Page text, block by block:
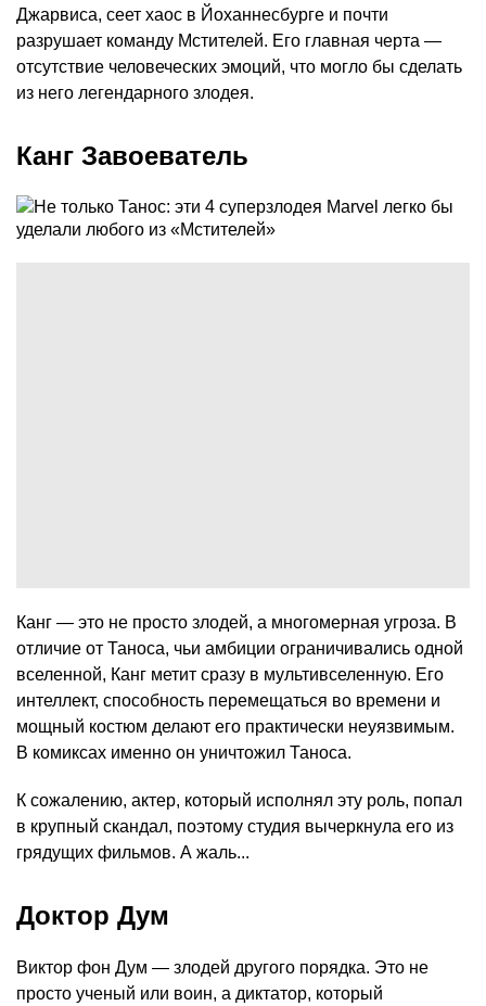
Джарвиса, сеет хаос в Йоханнесбурге и почти
разрушает команду Мстителей. Его главная черта —
отсутствие человеческих эмоций, что могло бы сделать
из него легендарного злодея.
Канг Завоеватель
Канг — это не просто злодей, а многомерная угроза. В
отличие от Таноса, чьи амбиции ограничивались одной
вселенной, Канг метит сразу в мультивселенную. Его
интеллект, способность перемещаться во времени и
мощный костюм делают его практически неуязвимым.
В комиксах именно он уничтожил Таноса.
К сожалению, актер, который исполнял эту роль, попал
в крупный скандал, поэтому студия вычеркнула его из
грядущих фильмов. А жаль...
Доктор Дум
Виктор фон Дум — злодей другого порядка. Это не
просто ученый или воин, а диктатор, который